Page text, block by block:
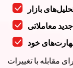
مقابله با تغییرات